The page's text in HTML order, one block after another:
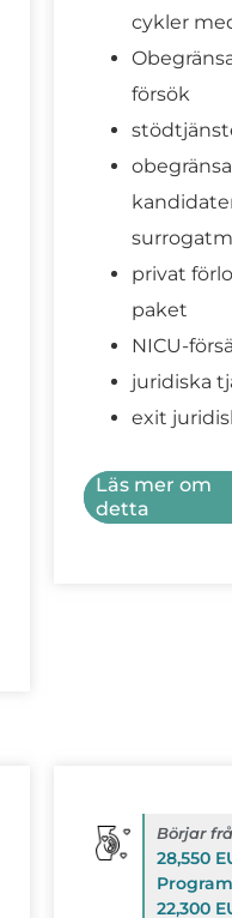
cykler
försök
privat
paket
NICU-
juridiska
exit
Läs mer om
detta
Börjar
28,550
22,300